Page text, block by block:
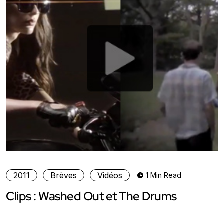
2011 Brèves Vidéos 1 Min Read
Clips : Washed Out et The Drums